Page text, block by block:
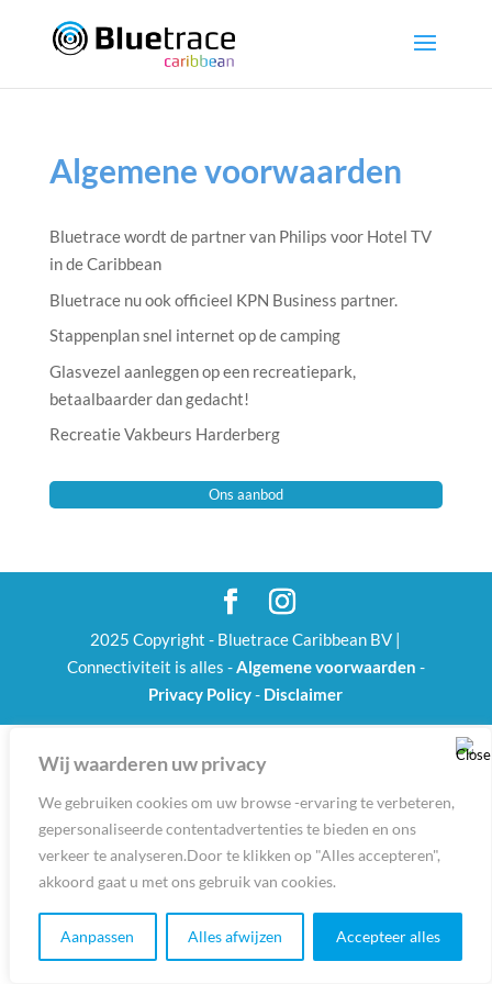
Wij waarderen uw privacy
We gebruiken cookies om uw browse -ervaring te verbeteren,
gepersonaliseerde contentadvertenties te bieden en ons
verkeer te analyseren.Door te klikken op "Alles accepteren",
akkoord gaat u met ons gebruik van cookies.
Aanpassen Alles afwijzen Accepteer alles
Algemene voorwaarden
Bluetrace wordt de partner van Philips voor Hotel TV
in de Caribbean
Bluetrace nu ook officieel KPN Business partner.
Stappenplan snel internet op de camping
Glasvezel aanleggen op een recreatiepark,
betaalbaarder dan gedacht!
Recreatie Vakbeurs Harderberg
Ons aanbod
2025 Copyright - Bluetrace Caribbean BV |
Connectiviteit is alles -Algemene voorwaarden -
Privacy Policy- Disclaimer